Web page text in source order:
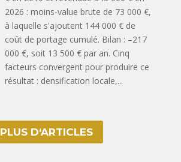
2026 : moins-value brute de 73 000 €,
à laquelle s'ajoutent 144 000 € de
coût de portage cumulé. Bilan : –217
000 €, soit 13 500 € par an. Cinq
facteurs convergent pour produire ce
résultat : densification locale,...
PLUS D‘ARTICLES